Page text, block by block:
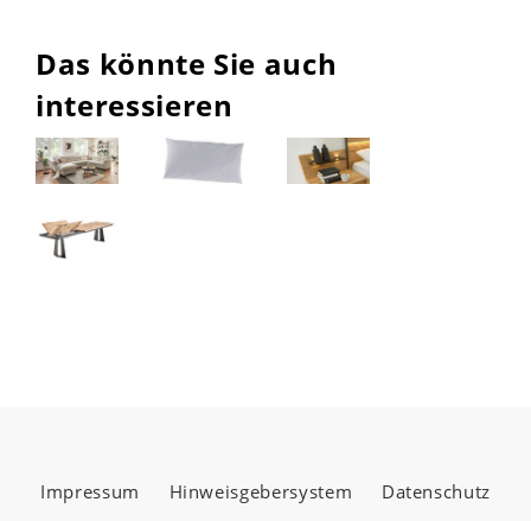
Das könnte Sie auch
interessieren
Impressum Hinweisgebersystem Datenschutz